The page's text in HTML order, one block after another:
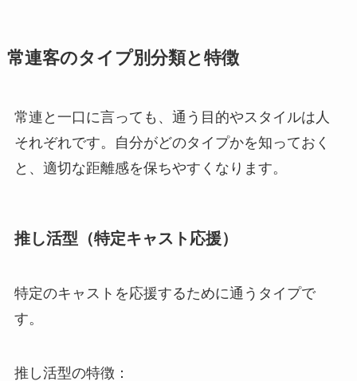
常連客のタイプ別分類と特徴
常連と一口に言っても、通う目的やスタイルは人
それぞれです。自分がどのタイプかを知っておく
と、適切な距離感を保ちやすくなります。
推し活型（特定キャスト応援）
特定のキャストを応援するために通うタイプで
す。
推し活型の特徴：